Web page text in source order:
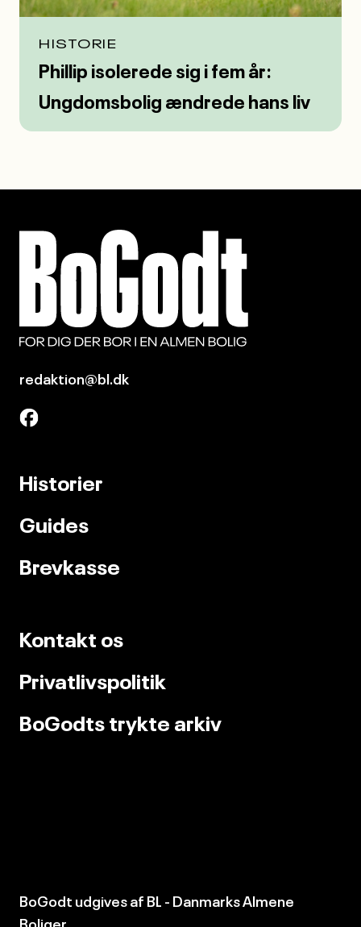
redaktion@bl.dk
Historier
Guides
Brevkasse
Kontakt os
Privatlivspolitik
BoGodts trykte arkiv
BoGodt udgives afBL - Danmarks Almene
Boliger